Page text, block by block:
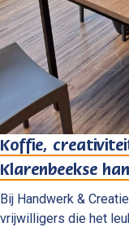
Koffie,
Klarenbeekse
Bij Handwerk &
vrijwilligers die het